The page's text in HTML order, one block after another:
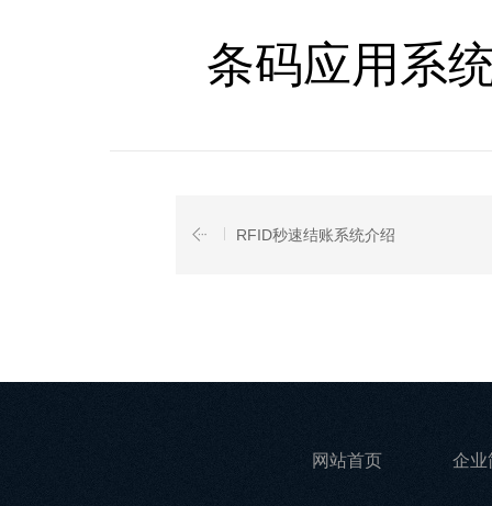
条码应用系统
RFID秒速结账系统介绍
网站首页 企业